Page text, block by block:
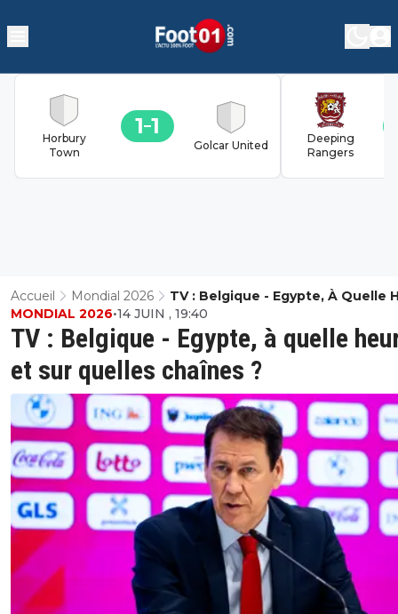
Horbury
Town
1 1
Golcar United
Deeping
Rangers
Accueil Mondial 2026
TV : Belgique - Egypte, À Quelle
Et Sur Quelles Chaînes ?
TV : Belgique - Egypte, à quelle
et sur quelles chaînes ?
MONDIAL 2026•14 JUIN , 19:40